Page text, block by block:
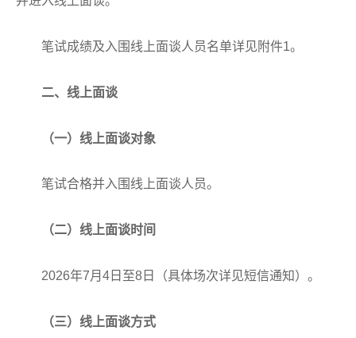
笔试成绩及入围线上面谈人员名单详见附件1。
二、线上面谈
（一）线上面谈对象
笔试合格并入围线上面谈人员。
（二）线上面谈时间
2026年7月4日至8日（具体场次详见短信通知）。
（三）线上面谈方式